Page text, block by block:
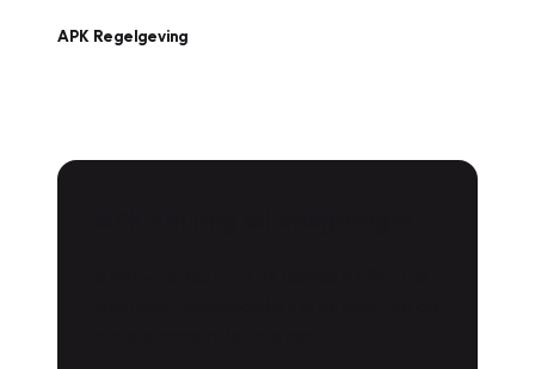
APK Regelgeving